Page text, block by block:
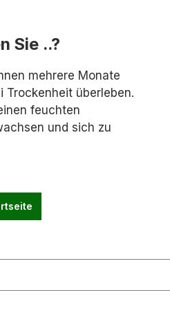
Sie ..?
mehrere Monate
Trockenheit überleben.
feuchten
und sich zu